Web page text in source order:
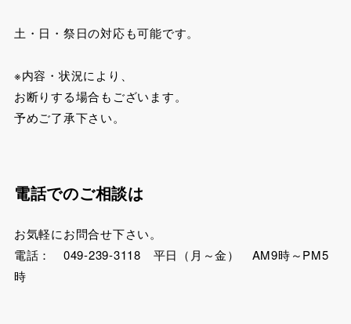
土・日・祭日の対応も可能です。
※内容・状況により、
お断りする場合もございます。
予めご了承下さい。
電話でのご相談は
お気軽にお問合せ下さい。
電話： 049-239-3118 平日（月～金） AM9時～PM5
時